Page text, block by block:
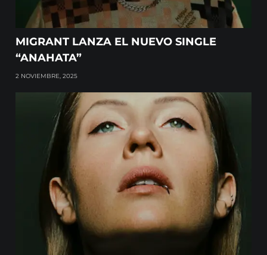
MIGRANT LANZA EL NUEVO SINGLE
“ANAHATA”
2 NOVIEMBRE, 2025